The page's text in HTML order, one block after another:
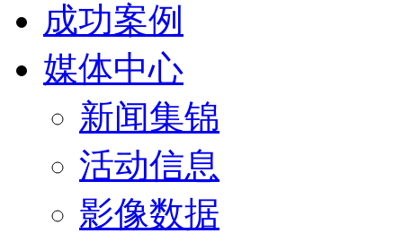
成功案例
媒体中心
新闻集锦
活动信息
影像数据